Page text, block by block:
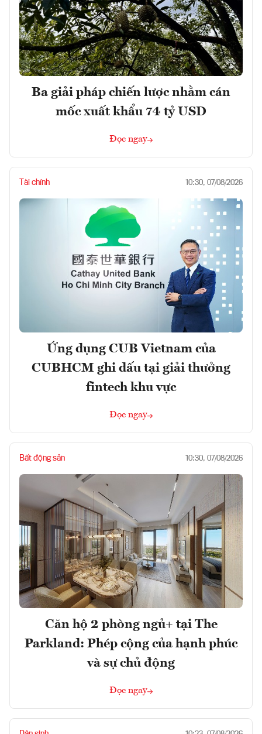
Ba giải pháp chiến lược nhằm cán
mốc xuất khẩu 74 tỷ USD
Đọc ngay
Tài chính 10:30, 07/08/2026
Ứng dụng CUB Vietnam của
CUBHCM ghi dấu tại giải thưởng
fintech khu vực
Đọc ngay
Bất động sản 10:30, 07/08/2026
Căn hộ 2 phòng ngủ+ tại The
Parkland: Phép cộng của hạnh phúc
và sự chủ động
Đọc ngay